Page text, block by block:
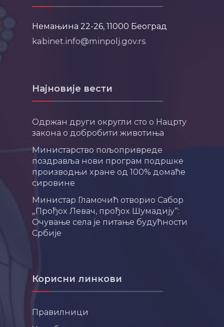
Немањина 22-26, 11000 Београд
kabinet.info@minpolj.gov.rs
Најновије вести
Одржан други округли сто о Нацрту
закона о добробити животиња
Министарство пољопривреде
поздравља нови програм подршке
производњи хране од 100% домаће
сировине
Министар Гламочић отворио Сабор
„Прођох Левач, прођох Шумадију“:
Очување села је питање будућности
Србије
Корисни линкови
Правилници